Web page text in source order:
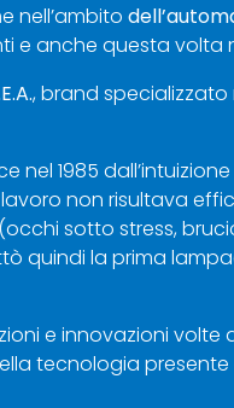
nell’ambito
e anche questa
, brand
nel 1985
non risultava
sotto stress,
quindi la prima
e innovazioni
tecnologia